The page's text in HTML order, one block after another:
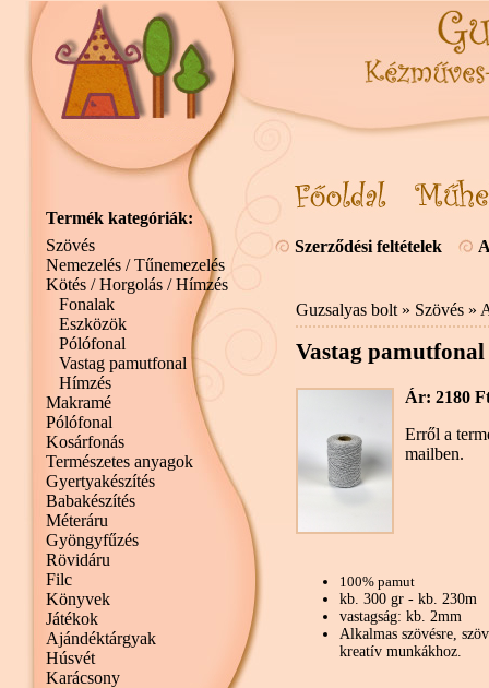
Szerződési feltételek
Guzsalyas bolt » Szövés »
Vastag
Ár: 2180
Erről a
mailben.
100% pamut
kb. 300 gr - kb. 230m
vastagság: kb. 2mm
Alkalmas szövésre,
kreatív munkákhoz.
Termék kategóriák:
Szövés
Nemezelés / Tűnemezelés
Kötés / Horgolás / Hímzés
Fonalak
Eszközök
Pólófonal
Vastag pamutfonal
Hímzés
Makramé
Pólófonal
Kosárfonás
Természetes anyagok
Gyertyakészítés
Babakészítés
Méteráru
Gyöngyfűzés
Rövidáru
Filc
Könyvek
Játékok
Ajándéktárgyak
Húsvét
Karácsony